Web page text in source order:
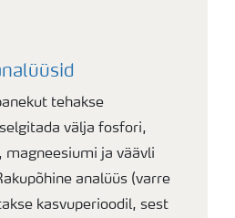
tehakse
välja fosfori,
magneesiumi ja väävli
analüüs (varre
kasvuperioodil, sest